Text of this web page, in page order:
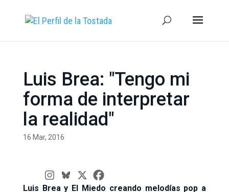
Luis Brea: "Tengo mi
forma de interpretar
la realidad"
16 Mar, 2016
Luis Brea y El Miedo creando melodías pop a